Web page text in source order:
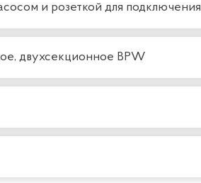
и розеткой для подключения
двухсекционное BPW